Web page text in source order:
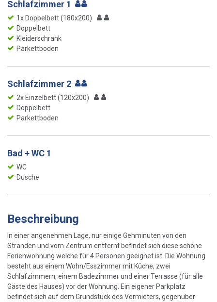
Schlafzimmer 1
1x Doppelbett (180x200)
Doppelbett
Kleiderschrank
Parkettboden
Schlafzimmer 2
2x Einzelbett (120x200)
Doppelbett
Parkettboden
Bad + WC 1
WC
Dusche
Beschreibung
In einer angenehmen Lage, nur einige Gehminuten von den
Stränden und vom Zentrum entfernt befindet sich diese schöne
Ferienwohnung welche für 4 Personen geeignet ist. Die Wohnung
besteht aus einem Wohn/Esszimmer mit Küche, zwei
Schlafzimmern, einem Badezimmer und einer Terrasse (für alle
Gäste des Hauses) vor der Wohnung. Ein eigener Parkplatz
befindet sich auf dem Grundstück des Vermieters, gegenüber